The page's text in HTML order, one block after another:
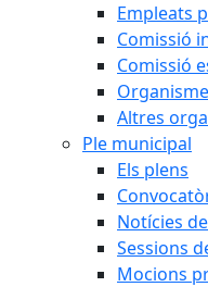
Empleats
Comissió
Comissió
Altres
Ple municipal
Els plens
Notícies
Sessions
Mocions